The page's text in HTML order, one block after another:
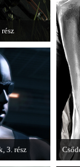
Hunt címet
3. rész